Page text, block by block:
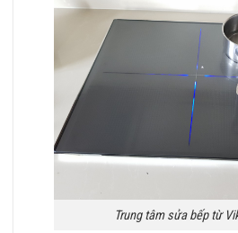
Trung tâm sửa bếp từ